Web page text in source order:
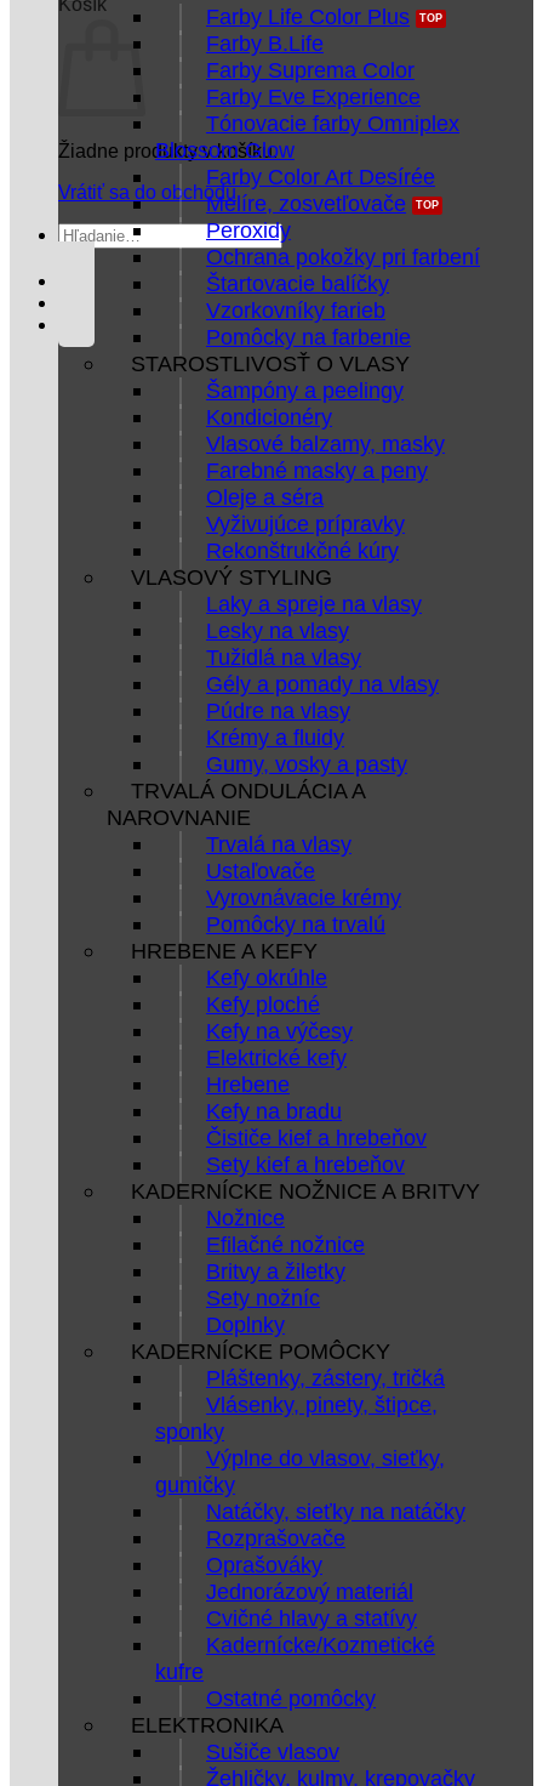
Košík
Žiadne produkty v košíku.
Vrátiť sa do obchodu
Hľadať:
Farby Life Color Plus
Farby B.Life
Farby Suprema Color
Farby Eve Experience
Tónovacie farby Omniplex
Blossom Glow
Farby Color Art Desírée
Melíre, zosvetľovače
Peroxidy
Ochrana pokožky pri farbení
Štartovacie balíčky
Vzorkovníky farieb
Pomôcky na farbenie
STAROSTLIVOSŤ O VLASY
Šampóny a peelingy
Kondicionéry
Vlasové balzamy, masky
Farebné masky a peny
Oleje a séra
Vyživujúce prípravky
Rekonštrukčné kúry
VLASOVÝ STYLING
Laky a spreje na vlasy
Lesky na vlasy
Tužidlá na vlasy
Gély a pomady na vlasy
Púdre na vlasy
Krémy a fluidy
Gumy, vosky a pasty
TRVALÁ ONDULÁCIA A
NAROVNANIE
Trvalá na vlasy
Ustaľovače
Vyrovnávacie krémy
Pomôcky na trvalú
HREBENE A KEFY
Kefy okrúhle
Kefy ploché
Kefy na výčesy
Elektrické kefy
Hrebene
Kefy na bradu
Čističe kief a hrebeňov
Sety kief a hrebeňov
KADERNÍCKE NOŽNICE A BRITVY
Nožnice
Efilačné nožnice
Britvy a žiletky
Sety nožníc
Doplnky
KADERNÍCKE POMÔCKY
Pláštenky, zástery, tričká
Vlásenky, pinety, štipce,
sponky
Výplne do vlasov, sieťky,
gumičky
Natáčky, sieťky na natáčky
Rozprašovače
Oprašováky
Jednorázový materiál
Cvičné hlavy a statívy
Kadernícke/Kozmetické
kufre
Ostatné pomôcky
ELEKTRONIKA
Sušiče vlasov
Žehličky, kulmy, krepovačky